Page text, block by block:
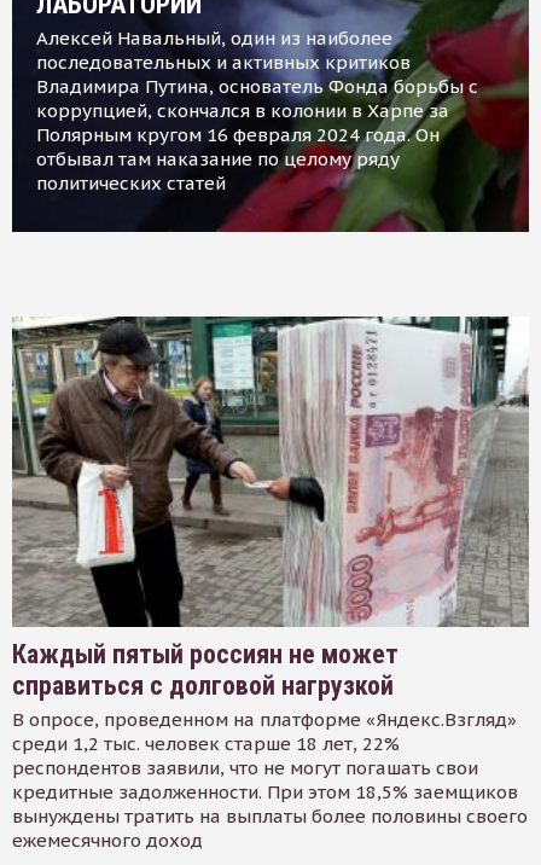
Алексей Навальный, один из наиболее
последовательных и активных критиков
Владимира Путина, основатель Фонда борьбы с
коррупцией, скончался в колонии в Харпе за
Полярным кругом 16 февраля 2024 года. Он
отбывал там наказание по целому ряду
политических статей
Каждый пятый россиян не может
справиться с долговой нагрузкой
В опросе, проведенном на платформе «Яндекс.Взгляд»
среди 1,2 тыс. человек старше 18 лет, 22%
респондентов заявили, что не могут погашать свои
кредитные задолженности. При этом 18,5% заемщиков
вынуждены тратить на выплаты более половины своего
ежемесячного доход